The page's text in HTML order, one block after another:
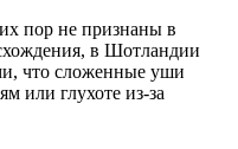
пор не признаны в
в Шотландии
что сложенные уши
или глухоте из-за